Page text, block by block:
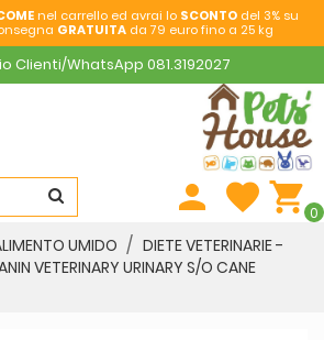
nel carrello ed avrai lo SCONTOdel 3% su
GRATUITAda 79 euro fino a 25 kg
Clienti/WhatsApp 081.3192027
person favorite shopping_cart0
UMIDO
DIETE VETERINARIE -
VETERINARY URINARY S/O CANE